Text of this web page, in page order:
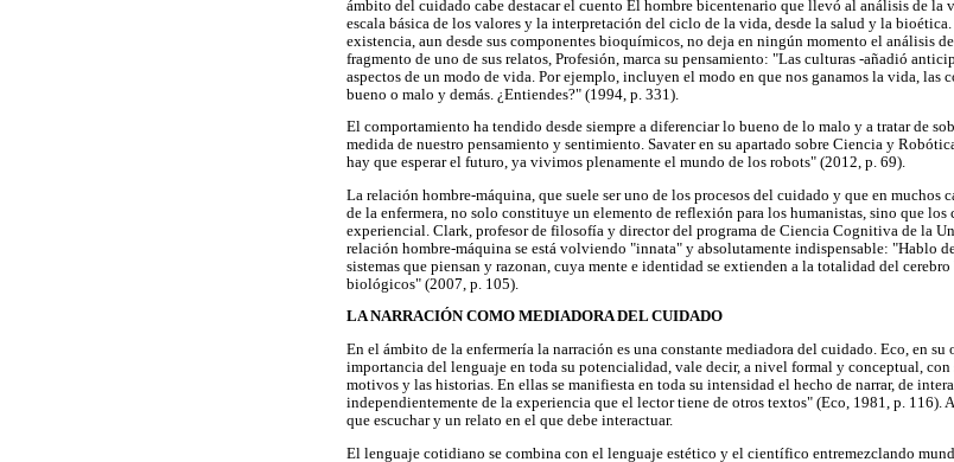
ámbito del cuidado cabe destacar el cuento El hombre bicentenario que llevó al análisis de la
escala básica de los valores y la interpretación del ciclo de la vida, desde la salud y la
existencia, aun desde sus componentes bioquímicos, no deja en ningún momento el análisis
fragmento de uno de sus relatos, Profesión, marca su pensamiento: "Las culturas -añadió
aspectos de un modo de vida. Por ejemplo, incluyen el modo en que nos ganamos la vida, las
bueno o malo y demás. ¿Entiendes?" (1994, p. 331).
El comportamiento ha tendido desde siempre a diferenciar lo bueno de lo malo y a tratar de
medida de nuestro pensamiento y sentimiento. Savater en su apartado sobre Ciencia y
hay que esperar el futuro, ya vivimos plenamente el mundo de los robots" (2012, p. 69).
La relación hombre-máquina, que suele ser uno de los procesos del cuidado y que en muchos
de la enfermera, no solo constituye un elemento de reflexión para los humanistas, sino que
experiencial. Clark, profesor de filosofía y director del programa de Ciencia Cognitiva de la
relación hombre-máquina se está volviendo "innata" y absolutamente indispensable: "Hablo
sistemas que piensan y razonan, cuya mente e identidad se extienden a la totalidad del
biológicos" (2007, p. 105).
LA NARRACIÓN COMO MEDIADORA DEL CUIDADO
En el ámbito de la enfermería la narración es una constante mediadora del cuidado. Eco, en
importancia del lenguaje en toda su potencialidad, vale decir, a nivel formal y conceptual,
motivos y las historias. En ellas se manifiesta en toda su intensidad el hecho de narrar, de
independientemente de la experiencia que el lector tiene de otros textos" (Eco, 1981, p. 116).
que escuchar y un relato en el que debe interactuar.
El lenguaje cotidiano se combina con el lenguaje estético y el científico entremezclando